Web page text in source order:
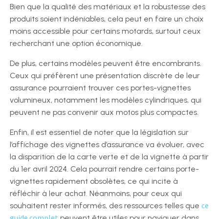
Bien que la qualité des matériaux et la robustesse des
produits soient indéniables, cela peut en faire un choix
moins accessible pour certains motards, surtout ceux
recherchant une option économique.
De plus, certains modèles peuvent être encombrants.
Ceux qui préfèrent une présentation discrète de leur
assurance pourraient trouver ces portes-vignettes
volumineux, notamment les modèles cylindriques, qui
peuvent ne pas convenir aux motos plus compactes.
Enfin, il est essentiel de noter que la législation sur
l’affichage des vignettes d’assurance va évoluer, avec
la disparition de la carte verte et de la vignette à partir
du 1er avril 2024. Cela pourrait rendre certains porte-
vignettes rapidement obsolètes, ce qui incite à
réfléchir à leur achat. Néanmoins, pour ceux qui
souhaitent rester informés, des ressources telles que ce